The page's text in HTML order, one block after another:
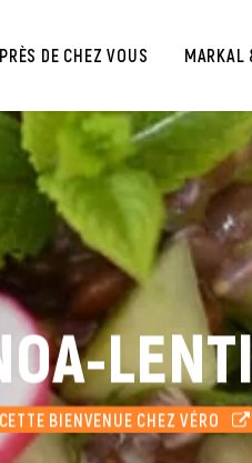
PRÈS DE CHEZ VOUS MARKAL
BIENVENUE CHEZ VÉRO